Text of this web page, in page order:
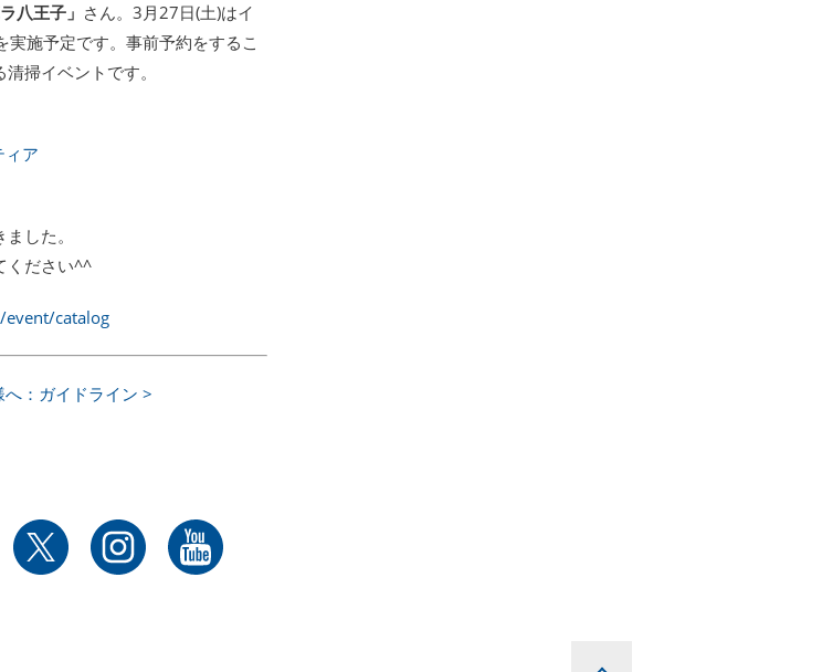
八王子」 さん。3月27日(土)はイ
施予定です。事前予約をするこ
掃イベントです。
ィア
した。
ください^^
event/catalog
：ガイドライン >